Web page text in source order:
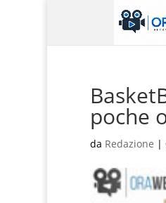
poche
da Redazione |